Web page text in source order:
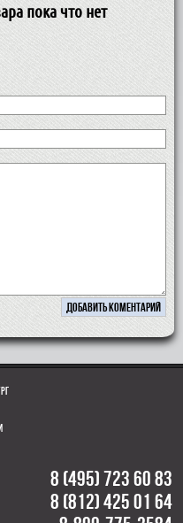
пока что нет
8 (495) 723 60 83
8 (812) 425 01 64